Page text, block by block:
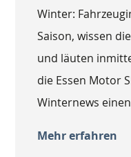
Winter:
Saison, wissen
und läuten
die Essen Motor
Winternews
Mehr erfahren